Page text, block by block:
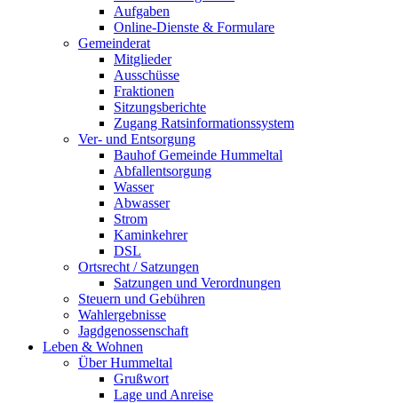
Aufgaben
Online-Dienste & Formulare
Gemeinderat
Mitglieder
Ausschüsse
Fraktionen
Sitzungsberichte
Zugang Ratsinformationssystem
Ver- und Entsorgung
Bauhof Gemeinde Hummeltal
Abfallentsorgung
Wasser
Abwasser
Strom
Kaminkehrer
DSL
Ortsrecht / Satzungen
Satzungen und Verordnungen
Steuern und Gebühren
Wahlergebnisse
Jagdgenossenschaft
Leben & Wohnen
Über Hummeltal
Grußwort
Lage und Anreise